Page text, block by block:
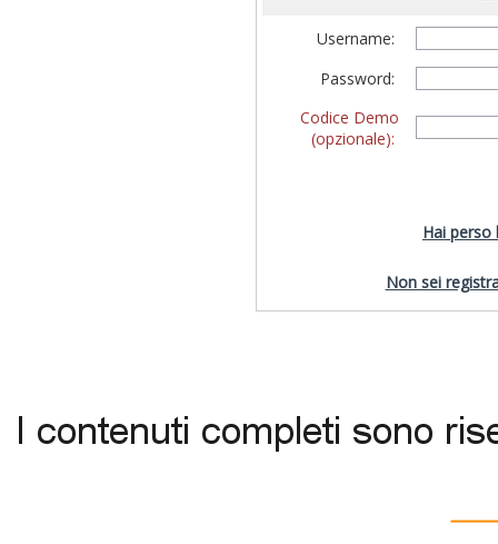
Username:
Password:
Codice Demo
(opzionale):
Hai perso
Non sei